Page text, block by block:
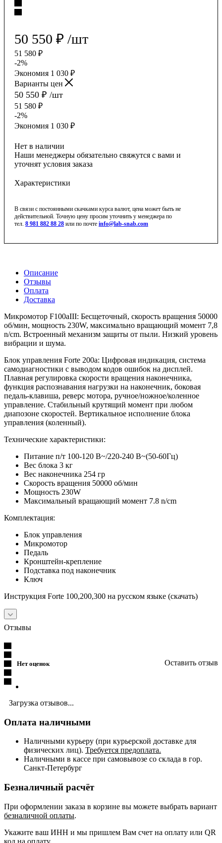
50 550 ₽ /шт
51 580 ₽
-2%
Экономия 1 030 ₽
Варианты цен
50 550 ₽ /шт
51 580 ₽
-2%
Экономия 1 030 ₽
Нет в наличии
Наши менеджеры обязательно свяжутся с вами и
уточнят условия заказа
Характеристики
В связи с постоянными скачками курса валют, цена может быть не
действительной. Точную цену просим уточнить у менеджера по
тел. 8 981 882 88 28 или по почте info@lab-snab.com
Описание
Отзывы
Оплата
Доставка
Микромотор F100aIII: Бесщеточный, скорость вращения 50000
об/мин, мощность 230W, максимально вращающий момент 7,8
n/cm. Встроенный механизм защиты от пыли. Низкий уровень
вибрации и шума.
Блок управления Forte 200a: Цифровая индикация, система
самодиагностики с выводом кодов ошибок на дисплей.
Плавная регулировка скорости вращения наконечника,
функция распознавания нагрузки на наконечник, боковая
педаль-клавиша, реверс мотора, ручное/ножное/коленное
управление. Стабильный крутящий момент при любом
диапозоне скоростей. Вертикальное исполнение блока
управления (коленный).
Технические характеристики:
Питание п/т 100-120 В~/220-240 В~(50-60Гц)
Вес блока 3 кг
Вес наконечника 254 гр
Скорость вращения 50000 об/мин
Mощность 230W
Mаксимальный вращающий момент 7.8 n/cm
Комплектация:
Блок управления
Микромотор
Педаль
Кронштейн-крепление
Подставка под наконечник
Ключ
Инструкция Forte 100,200,300 на русском языке (скачать)
Отзывы
Нет оценок Оставить отзыв
Загрузка отзывов...
Оплата наличными
Наличными курьеру (при курьерской доставке для
физических лиц). Требуется предоплата.
Наличными в кассе при самовывозе со склада в гор.
Санкт-Петербург
Безналичный расчёт
При оформлении заказа в корзине вы можете выбрать вариант
безналичной оплаты.
Укажите ваш ИНН и мы пришлем Вам счет на оплату или QR
код на оплату.